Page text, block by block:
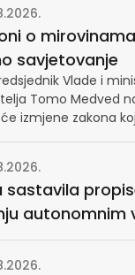
o
savjetovanje
Vlade i
Tomo Medved
izmjene zakona
sastavila
autonomnim